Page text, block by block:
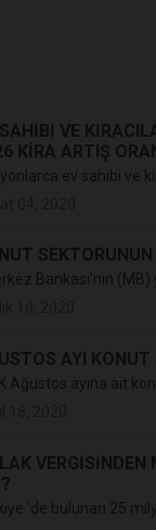
SAHIBI VE
KIRA ARTIŞ
ev sahibi ve
Bankası’nın (MB)
AYI KONUT
Ağustos ayına ait
VERGİSİNDEN
'de bulunan 25